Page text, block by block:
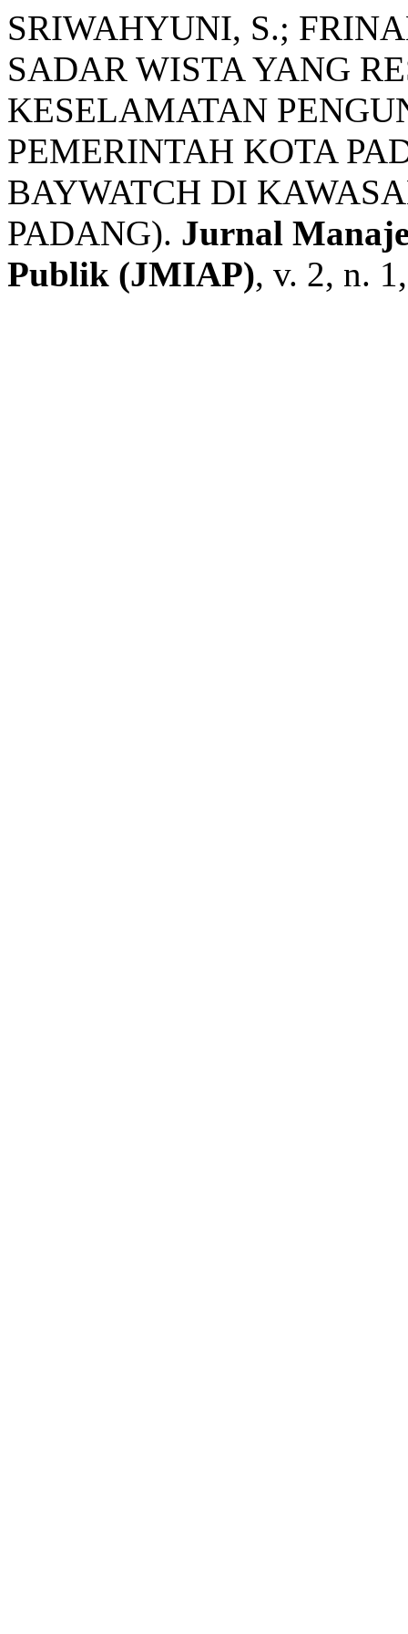
SRIWAHYUNI, S.;
SADAR WISTA YANG
KESELAMATAN
PEMERINTAH KOTA
BAYWATCH DI
PADANG). Jurnal
Publik (JMIAP), v. 2, n.